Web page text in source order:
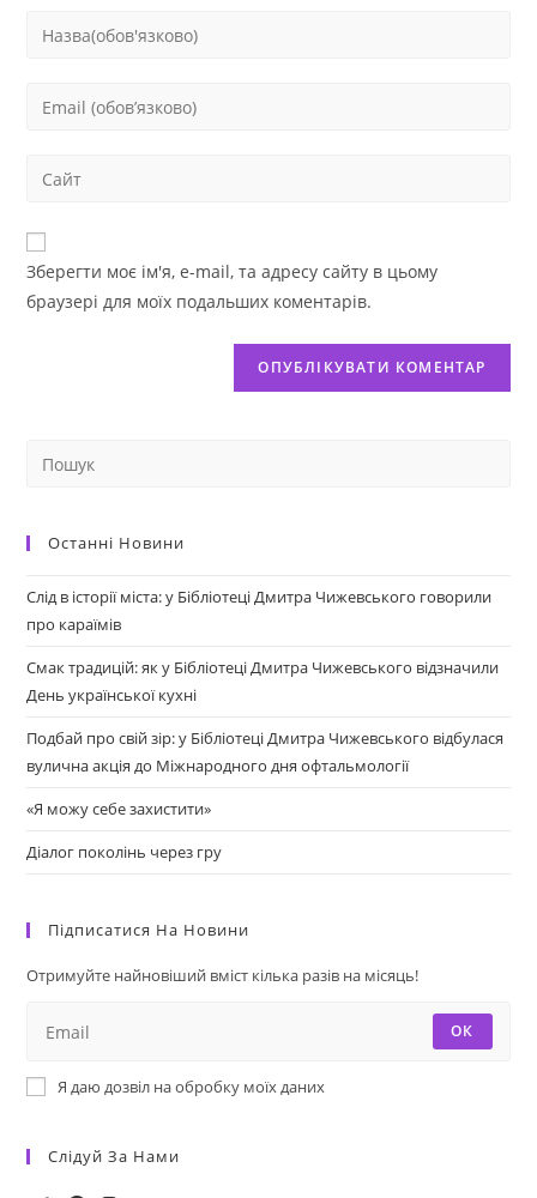
Зберегти моє ім'я, e-mail, та адресу сайту в цьому
браузері для моїх подальших коментарів.
Останні Новини
Слід в історії міста: у Бібліотеці Дмитра Чижевського говорили
про караїмів
Смак традицій: як у Бібліотеці Дмитра Чижевського відзначили
День української кухні
Подбай про свій зір: у Бібліотеці Дмитра Чижевського відбулася
вулична акція до Міжнародного дня офтальмології
«Я можу себе захистити»
Діалог поколінь через гру
Підписатися На Новини
Отримуйте найновіший вміст кілька разів на місяць!
ОК
Я даю дозвіл на обробку моїх даних
Слідуй За Нами